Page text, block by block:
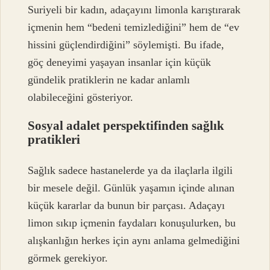
Suriyeli bir kadın, adaçayını limonla karıştırarak
içmenin hem “bedeni temizlediğini” hem de “ev
hissini güçlendirdiğini” söylemişti. Bu ifade,
göç deneyimi yaşayan insanlar için küçük
gündelik pratiklerin ne kadar anlamlı
olabileceğini gösteriyor.
Sosyal adalet perspektifinden sağlık
pratikleri
Sağlık sadece hastanelerde ya da ilaçlarla ilgili
bir mesele değil. Günlük yaşamın içinde alınan
küçük kararlar da bunun bir parçası. Adaçayı
limon sıkıp içmenin faydaları konuşulurken, bu
alışkanlığın herkes için aynı anlama gelmediğini
görmek gerekiyor.